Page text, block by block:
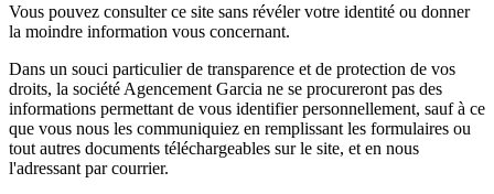
Vous pouvez consulter ce site sans révéler votre identité ou donner
la moindre information vous concernant.
Dans un souci particulier de transparence et de protection de vos
droits, la société Agencement Garcia ne se procureront pas des
informations permettant de vous identifier personnellement, sauf à ce
que vous nous les communiquiez en remplissant les formulaires ou
tout autres documents téléchargeables sur le site, et en nous
l'adressant par courrier.